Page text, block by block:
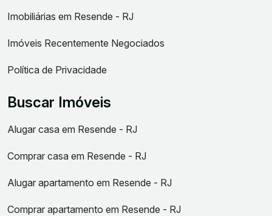
Imobiliárias em Resende - RJ
Imóveis Recentemente Negociados
Política de Privacidade
Buscar Imóveis
Alugar casa em Resende - RJ
Comprar casa em Resende - RJ
Alugar apartamento em Resende - RJ
Comprar apartamento em Resende - RJ